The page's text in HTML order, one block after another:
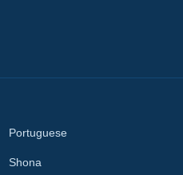
Portuguese
Shona